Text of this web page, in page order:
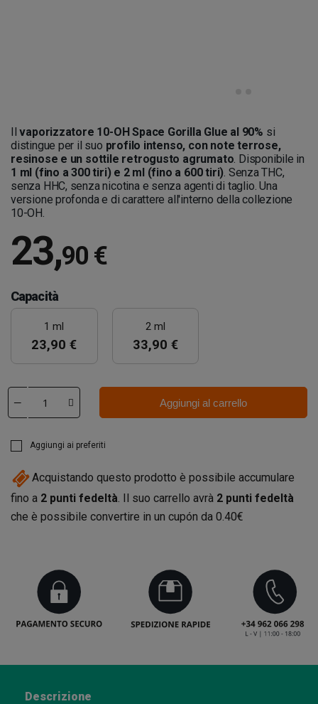
Ilvaporizzatore 10-OH Space Gorilla Glue al 90% si
distingue per il suo profilo intenso, con note terrose,
resinose e un sottile retrogusto agrumato. Disponibile in
1 ml (fino a 300 tiri) e 2 ml (fino a 600 tiri). Senza THC,
senza HHC, senza nicotina e senza agenti di taglio. Una
versione profonda e di carattere all'interno della collezione
10-OH.
23,90 €
Capacità
1 ml
23,90 €
2 ml
33,90 €
Aggiungi al carrello
Aggiungi ai preferiti
Acquistando questo prodotto è possibile accumulare
fino a 2 punti fedeltà. Il suo carrello avrà 2 punti fedeltà
che è possibile convertire in un cupón da 0.40€
Descrizione